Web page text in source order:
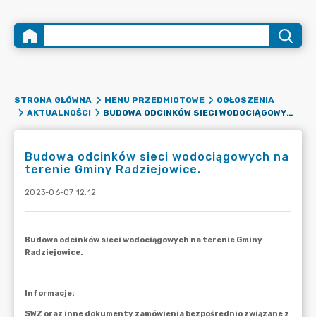
STRONA GŁÓWNA MENU PRZEDMIOTOWE
OGŁOSZENIA
AKTUALNOŚCI
BUDOWA ODCINKÓW SIECI WODOCIĄGOWYCH NA TERENIE GMINY RADZIEJOWICE.
Budowa odcinków sieci wodociągowych na
terenie Gminy Radziejowice.
2023-06-07 12:12